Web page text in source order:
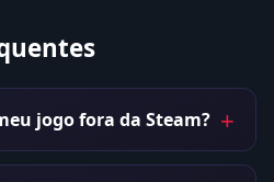
jogo fora da Steam?